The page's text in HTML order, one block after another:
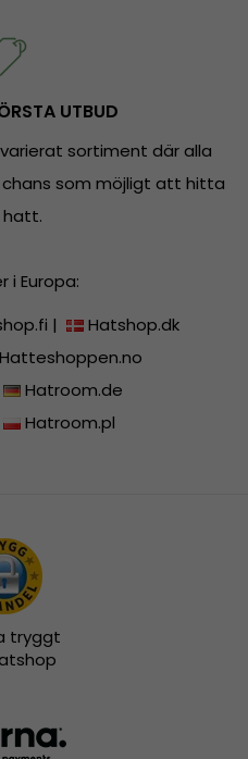
UTBUD
sortiment där alla
chans som möjligt att hitta
i Europa:
|
Hatshop.dk
Hatteshoppen.no
Hatroom.de
Hatroom.pl
tryggt